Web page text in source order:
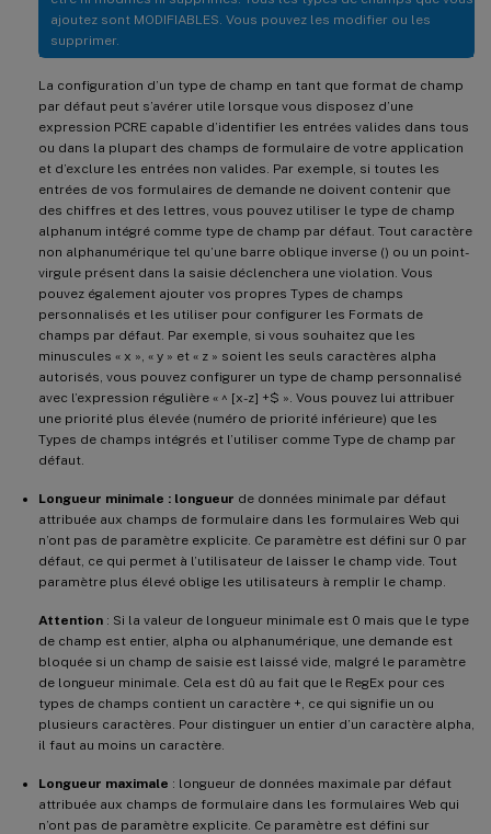
ajoutez sont MODIFIABLES. Vous pouvez les modifier ou les
supprimer.
La configuration d’un type de champ en tant que format de champ
par défaut peut s’avérer utile lorsque vous disposez d’une
expression PCRE capable d’identifier les entrées valides dans tous
ou dans la plupart des champs de formulaire de votre application
et d’exclure les entrées non valides. Par exemple, si toutes les
entrées de vos formulaires de demande ne doivent contenir que
des chiffres et des lettres, vous pouvez utiliser le type de champ
alphanum intégré comme type de champ par défaut. Tout caractère
non alphanumérique tel qu’une barre oblique inverse () ou un point-
virgule présent dans la saisie déclenchera une violation. Vous
pouvez également ajouter vos propres Types de champs
personnalisés et les utiliser pour configurer les Formats de
champs par défaut. Par exemple, si vous souhaitez que les
minuscules « x », « y » et « z » soient les seuls caractères alpha
autorisés, vous pouvez configurer un type de champ personnalisé
avec l’expression régulière « ^ [x-z] +$ ». Vous pouvez lui attribuer
une priorité plus élevée (numéro de priorité inférieure) que les
Types de champs intégrés et l’utiliser comme Type de champ par
défaut.
Longueur minimale : longueur de données minimale par défaut
attribuée aux champs de formulaire dans les formulaires Web qui
n’ont pas de paramètre explicite. Ce paramètre est défini sur 0 par
défaut, ce qui permet à l’utilisateur de laisser le champ vide. Tout
paramètre plus élevé oblige les utilisateurs à remplir le champ.
Attention : Si la valeur de longueur minimale est 0 mais que le type
de champ est entier, alpha ou alphanumérique, une demande est
bloquée si un champ de saisie est laissé vide, malgré le paramètre
de longueur minimale. Cela est dû au fait que le RegEx pour ces
types de champs contient un caractère +, ce qui signifie un ou
plusieurs caractères. Pour distinguer un entier d’un caractère alpha,
il faut au moins un caractère.
Longueur maximale : longueur de données maximale par défaut
attribuée aux champs de formulaire dans les formulaires Web qui
n’ont pas de paramètre explicite. Ce paramètre est défini sur